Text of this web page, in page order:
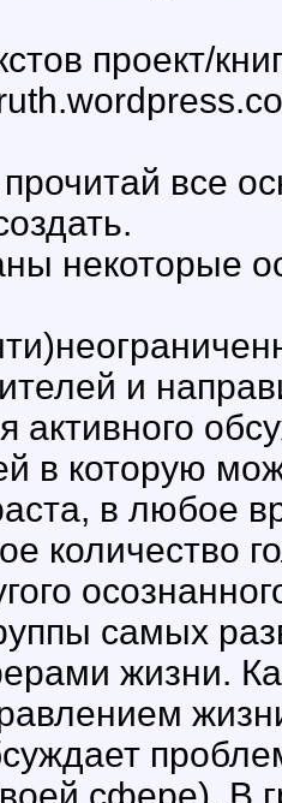
проект/
все
некоторые
и
активного
в которую
в любое
количество
самых
жизни.